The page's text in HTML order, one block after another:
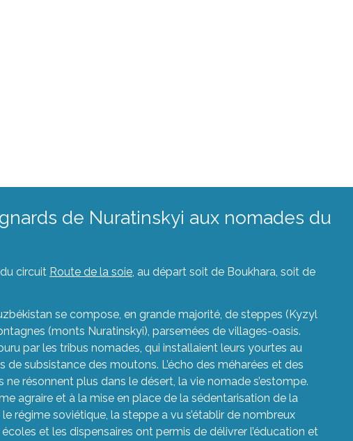
de Nuratinskyi aux nomades du
circuit Route de la soie , au départ soit de Boukhara, soit de
se compose, en grande majorité, de steppes (Kyzyl
(monts Nuratinskyi), parsemées de villages-oasis.
par les tribus nomades, qui installaient leurs yourtes au
de subsistance des moutons. L’écho des méharées et des
ne résonnent plus dans le désert, la vie nomade s’estompe.
agraire et à la mise en place de la sédentarisation de la
régime soviétique, la steppe a vu s’établir de nombreux
et les dispensaires ont permis de délivrer l’éducation et